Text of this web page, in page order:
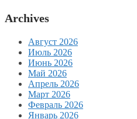
Archives
Август 2026
Июль 2026
Июнь 2026
Май 2026
Апрель 2026
Март 2026
Февраль 2026
Январь 2026